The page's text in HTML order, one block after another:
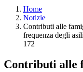
Home
Notizie
Contributi alle
frequenza degli
172
Contributi alle